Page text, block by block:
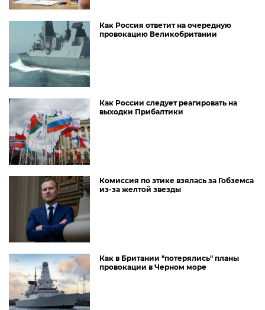
Как Россия ответит на очередную
провокацию Великобритании
Как России следует реагировать на
выходки Прибалтики
Комиссия по этике взялась за Гобземса
из-за желтой звезды
Как в Британии "потерялись" планы
провокации в Черном море